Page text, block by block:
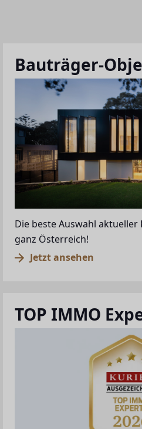
Bauträger-
Die beste Auswahl
ganz Österreich!
Jetzt ansehen
TOP IMMO